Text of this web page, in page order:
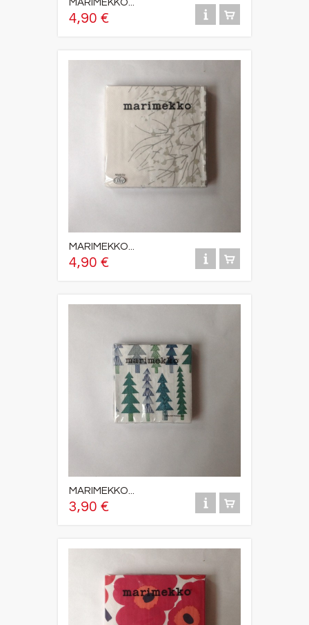
MARIMEKKO...
4,90 €
MARIMEKKO...
4,90 €
MARIMEKKO...
3,90 €